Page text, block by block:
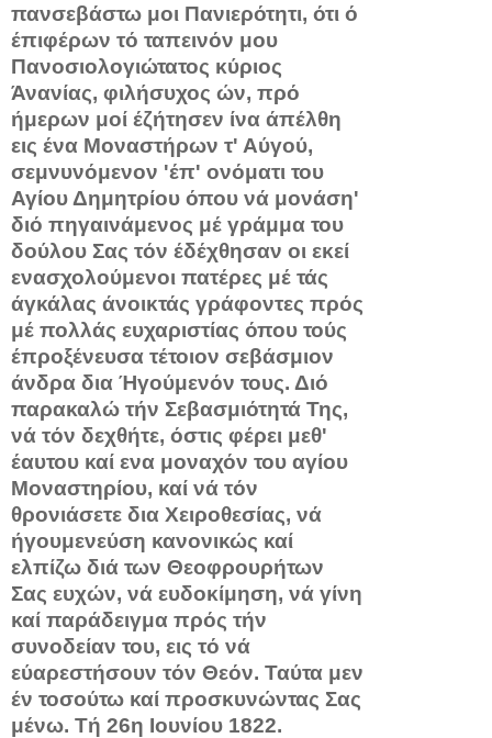
πανσεβάστω μοι Πανιερότητι, ότι ό
έπιφέρων τό ταπεινόν μου
Πανοσιολογιώτατος κύριος
Άνανίας, φιλήσυχος ών, πρό
ήμερων μοί έζήτησεν ίνα άπέλθη
εις ένα Μοναστήρων τ' Αύγού,
σεμνυνόμενον 'έπ' ονόματι του
Αγίου Δημητρίου όπου νά μονάση'
διό πηγαινάμενος μέ γράμμα του
δούλου Σας τόν έδέχθησαν οι εκεί
ενα­σχολούμενοι πατέρες μέ τάς
άγκάλας άνοικτάς γράφοντες πρός
μέ πολλάς ευχαριστίας όπου τούς
έπροξένευσα τέτοιον σεβάσμιον
άνδρα δια Ήγούμενόν τους. Διό
παρακαλώ τήν Σεβασμιότητά Της,
νά τόν δεχθήτε, όστις φέρει μεθ'
έαυτου καί ενα μοναχόν του αγίου
Μοναστηρίου, καί νά τόν
θρονιάσετε δια Χειροθεσίας, νά
ήγουμενεύση κανονικώς καί
ελπίζω διά των Θεοφρουρήτων
Σας ευ­χών, νά ευδοκίμηση, νά γίνη
καί παράδειγμα πρός τήν
συνοδείαν του, εις τό νά
εύαρεστήσουν τόν Θεόν. Ταύτα μεν
έν τοσούτω καί προσκυνώντας Σας
μένω. Τή 26η Ιουνίου 1822.